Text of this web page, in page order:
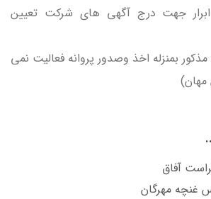
ابرار جهت درج آگهي هاي شرکت تعيين
بمنزله اخذ وصدور پروانه فعالیت نمی
آفاق
غنچه مهرگان